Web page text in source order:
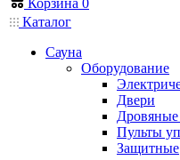
Корзина 0
Каталог
Сауна
Оборудование
Двери
Дровяные
Пульты
Защитные